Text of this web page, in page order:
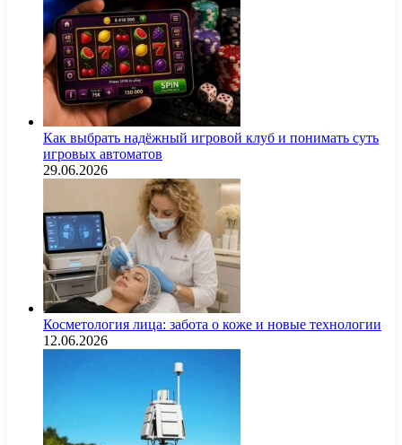
Как выбрать надёжный игровой клуб и понимать суть
игровых автоматов
29.06.2026
Косметология лица: забота о коже и новые технологии
12.06.2026